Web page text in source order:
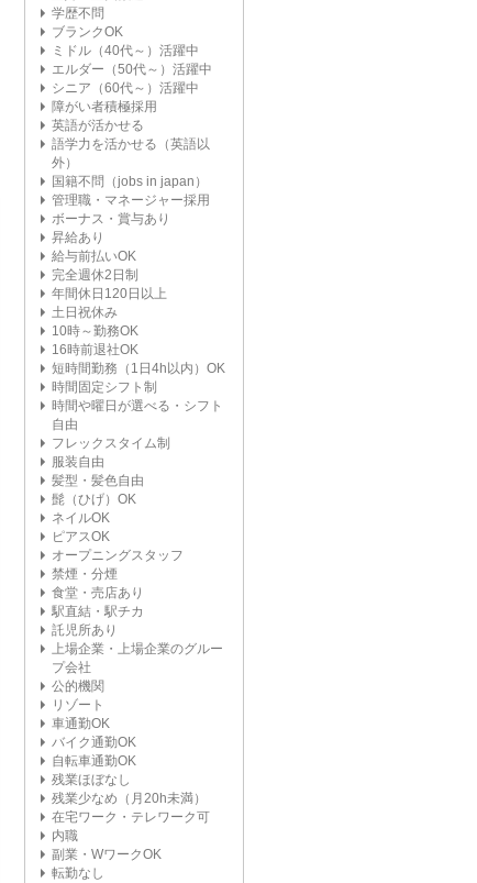
学歴不問
ブランクOK
ミドル（40代～）活躍中
エルダー（50代～）活躍中
シニア（60代～）活躍中
障がい者積極採用
英語が活かせる
語学力を活かせる（英語以
外）
国籍不問（jobs in japan）
管理職・マネージャー採用
ボーナス・賞与あり
昇給あり
給与前払いOK
完全週休2日制
年間休日120日以上
土日祝休み
10時～勤務OK
16時前退社OK
短時間勤務（1日4h以内）OK
時間固定シフト制
時間や曜日が選べる・シフト
自由
フレックスタイム制
服装自由
髪型・髪色自由
髭（ひげ）OK
ネイルOK
ピアスOK
オープニングスタッフ
禁煙・分煙
食堂・売店あり
駅直結・駅チカ
託児所あり
上場企業・上場企業のグルー
プ会社
公的機関
リゾート
車通勤OK
バイク通勤OK
自転車通勤OK
残業ほぼなし
残業少なめ（月20h未満）
在宅ワーク・テレワーク可
内職
副業・WワークOK
転勤なし